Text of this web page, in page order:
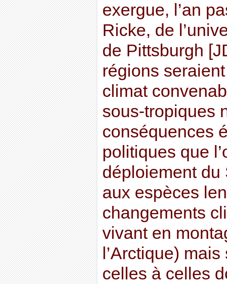
exergue, l’an
Ricke, de
de Pittsburgh
régions
climat
sous-tropiques
conséquences
politiques que
déploiement du
aux espèces
changements
vivant en
l’Arctique)
celles à celles